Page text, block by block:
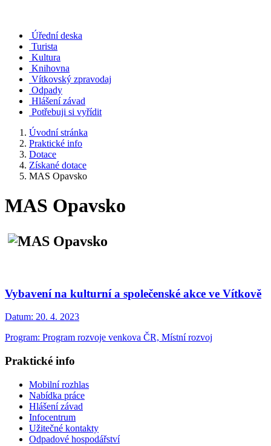
Úřední deska
Turista
Kultura
Knihovna
Vítkovský zpravodaj
Odpady
Hlášení závad
Potřebuji si vyřídit
Úvodní stránka
Praktické info
Dotace
Získané dotace
MAS Opavsko
MAS Opavsko
Vybavení na kulturní a společenské akce ve Vítkově
Datum: 20. 4. 2023
Program: Program rozvoje venkova ČR, Místní rozvoj
Praktické info
Mobilní rozhlas
Nabídka práce
Hlášení závad
Infocentrum
Užitečné kontakty
Odpadové hospodářství